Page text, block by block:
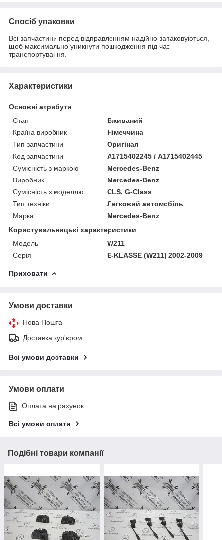
Спосіб упаковки
Всі запчастини перед відправленням надійно запаковуються,
щоб максимально уникнути пошкодження під час
транспортування.
Характеристики
Основні атрибути
Стан
Вживаний
Країна виробник
Німеччина
Тип запчастини
Оригінал
Код запчастини
A1715402245 / A1715402445
Сумісність з маркою
Mercedes-Benz
Виробник
Mercedes-Benz
Сумісність з моделлю
CLS, G-Class
Тип техніки
Легковий автомобіль
Марка
Mercedes-Benz
Користувальницькі характеристики
Модель
W211
Серія
E-KLASSE (W211) 2002-2009
Приховати
Умови доставки
Нова Пошта
Доставка кур'єром
Всі умови доставки
Умови оплати
Оплата на рахунок
Всі умови оплати
Подібні товари компанії